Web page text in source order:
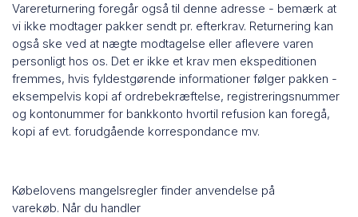
Varereturnering foregår også til denne adresse - bemærk at
vi ikke modtager pakker sendt pr. efterkrav. Returnering kan
også ske ved at nægte modtagelse eller aflevere varen
personligt hos os. Det er ikke et krav men ekspeditionen
fremmes, hvis fyldestgørende informationer følger pakken -
eksempelvis kopi af ordrebekræftelse, registreringsnummer
og kontonummer for bankkonto hvortil refusion kan foregå,
kopi af evt. forudgående korrespondance mv.
Købelovens mangelsregler finder anvendelse på
varekøb. Når du handler